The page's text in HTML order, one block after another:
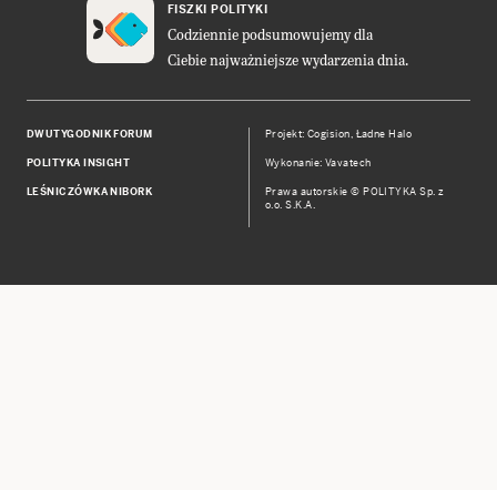
FISZKI POLITYKI
Codziennie podsumowujemy dla
Ciebie najważniejsze wydarzenia dnia.
DWUTYGODNIK FORUM
POLITYKA INSIGHT
LEŚNICZÓWKA NIBORK
Projekt:Cogision, Ładne Halo
Wykonanie: Vavatech
Prawa autorskie © POLITYKA Sp. z
o.o. S.K.A.